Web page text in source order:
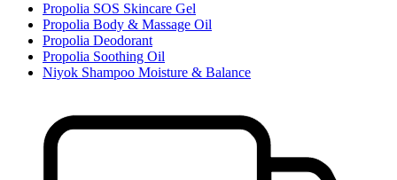
Propolia SOS Skincare Gel
Propolia Body & Massage Oil
Propolia Deodorant
Propolia Soothing Oil
Niyok Shampoo Moisture & Balance